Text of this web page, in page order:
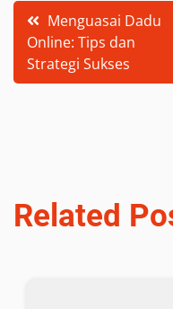
Post
navigation
Menguasai Dadu
Online: Tips dan
Strategi Sukses
Related